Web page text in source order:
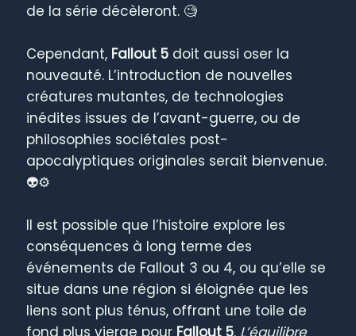
de la série décèleront. 🧐
Cependant, Fallout 5 doit aussi oser la
nouveauté. L’introduction de nouvelles
créatures mutantes, de technologies
inédites issues de l’avant-guerre, ou de
philosophies sociétales post-
apocalyptiques originales serait bienvenue.
👽⚙️
Il est possible que l’histoire explore les
conséquences à long terme des
événements de Fallout 3 ou 4, ou qu’elle se
situe dans une région si éloignée que les
liens sont plus ténus, offrant une toile de
fond plus vierge pour Fallout 5. L’équilibre